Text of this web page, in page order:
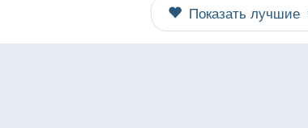
Показать лучшие